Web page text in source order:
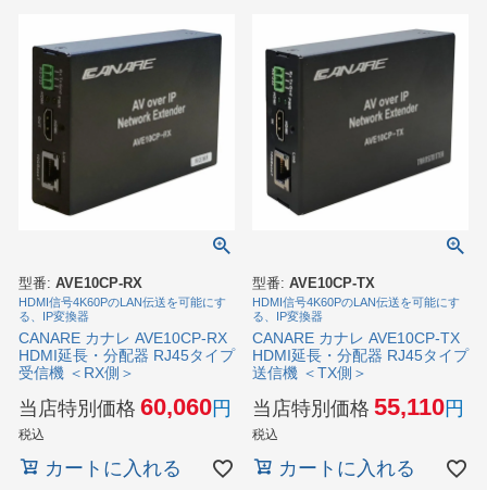
型番: AVE10CP-RX
HDMI信号4K60PのLAN伝送を可能にす
る、IP変換器
CANARE カナレ AVE10CP-RX
HDMI延長・分配器 RJ45タイプ
受信機 ＜RX側＞
当店特別価格 60,060
税込
カートに入れる
型番: AVE10CP-TX
HDMI信号4K60PのLAN伝送を可能にす
る、IP変換器
CANARE カナレ AVE10CP-TX
HDMI延長・分配器 RJ45タイプ
送信機 ＜TX側＞
当店特別価格 55,110
税込
カートに入れる